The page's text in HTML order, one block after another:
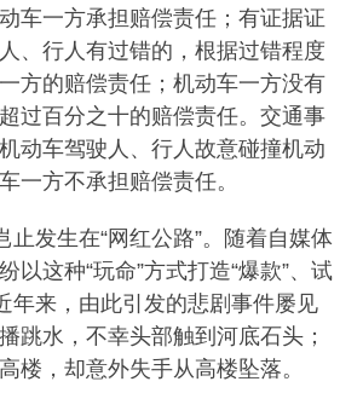
车一方承担赔偿责任；有证据证
、行人有过错的，根据过错程度
方的赔偿责任；机动车一方没有
过百分之十的赔偿责任。交通事
动车驾驶人、行人故意碰撞机动
一方不承担赔偿责任。
发生在“网红公路”。随着自媒体
以这种“玩命”方式打造“爆款”、试
年来，由此引发的悲剧事件屡见
跳水，不幸头部触到河底石头；
楼，却意外失手从高楼坠落。